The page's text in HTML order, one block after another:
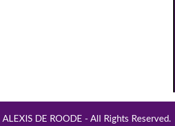
DE ROODE - All Rights Reserved.